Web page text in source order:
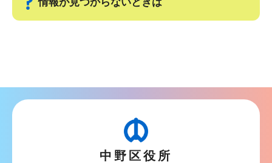
で
ゲ
中野区役所